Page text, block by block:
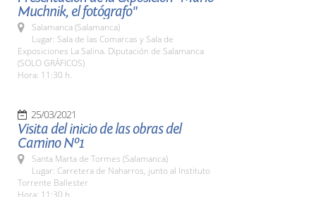
Muchnik, el fotógrafo"
Salamanca (Salamanca)
Lugar: Sala de las Comarcas y Sala de
Exposiciones La Salina. Diputación de Salamanca
(SOLO GRÁFICOS)
Hora: 11:30 h.
25/03/2021
Visita del inicio de las obras del
Camino Nº1
Santa Marta de Tormes (Salamanca)
Lugar: Carretera de Naharros, junto al Instituto
Torrente Ballester
Hora: 11:30 h.